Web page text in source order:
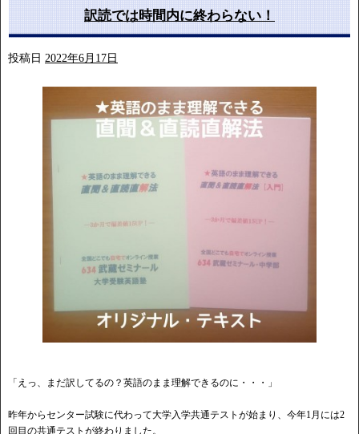
訳読では時間内に終わらない！
投稿日 2022年6月17日
「えっ、まだ訳してるの？英語のまま理解できるのに・・・」
昨年からセンター試験に代わって大学入学共通テストが始まり、今年1月には2
回目の共通テストが終わりました。